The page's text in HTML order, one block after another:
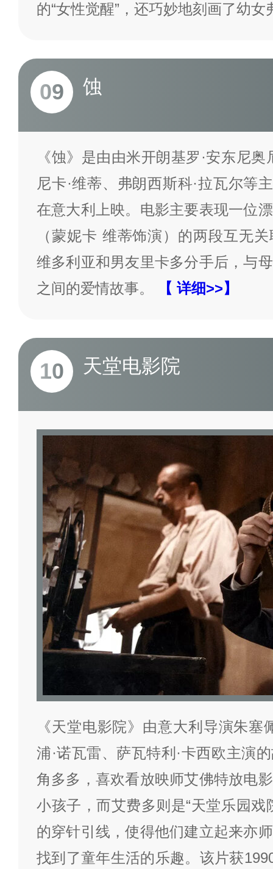
的“女性觉醒”，还巧妙地刻画了幼女
09 蚀
《蚀》是由由米开朗基罗·安东尼
尼卡·维蒂、弗朗西斯科·拉瓦尔等
在意大利上映。电影主要表现一位
（蒙妮卡 维蒂饰演）的两段互无
维多利亚和男友里卡多分手后，与
之间的爱情故事。
【 详细>>】
10 天堂电影院
《天堂电影院》由意大利导演朱塞
浦·诺瓦雷、萨瓦特利·卡西欧主演
角多多，喜欢看放映师艾佛特放电
小孩子，而艾费多则是“天堂乐园戏
的穿针引线，使得他们建立起来亦
找到了童年生活的乐趣。该片获